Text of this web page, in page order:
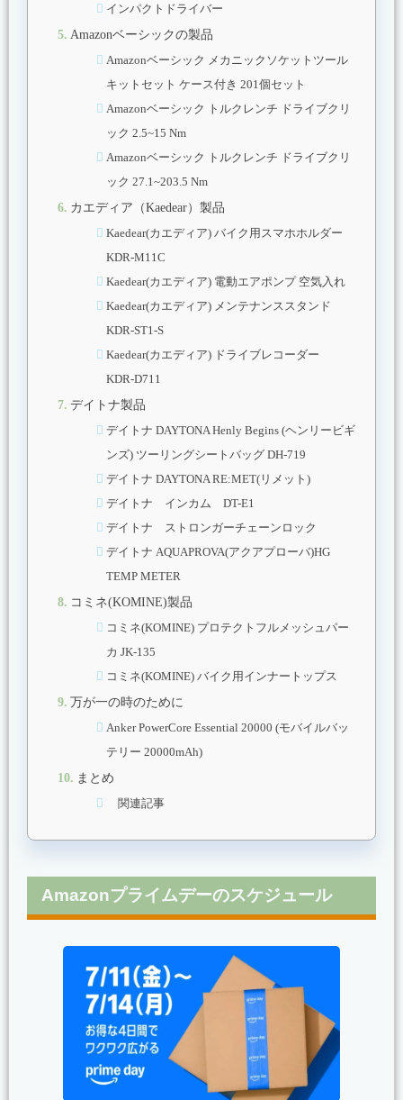
インパクトドライバー
Amazonベーシックの製品
Amazonベーシック メカニックソケットツール
キットセット ケース付き 201個セット
Amazonベーシック トルクレンチ ドライブクリ
ック 2.5~15 Nm
Amazonベーシック トルクレンチ ドライブクリ
ック 27.1~203.5 Nm
カエディア（Kaedear）製品
Kaedear(カエディア) バイク用スマホホルダー
KDR-M11C
Kaedear(カエディア) 電動エアポンプ 空気入れ
Kaedear(カエディア) メンテナンススタンド
KDR-ST1-S
Kaedear(カエディア) ドライブレコーダー
KDR-D711
デイトナ製品
デイトナ DAYTONA Henly Begins (ヘンリービギ
ンズ) ツーリングシートバッグ DH-719
デイトナ DAYTONA RE:MET(リメット)
デイトナ インカム DT-E1
デイトナ ストロンガーチェーンロック
デイトナ AQUAPROVA(アクアプローバ)HG
TEMP METER
コミネ(KOMINE)製品
コミネ(KOMINE) プロテクトフルメッシュパー
カ JK-135
コミネ(KOMINE) バイク用インナートップス
万が一の時のために
Anker PowerCore Essential 20000 (モバイルバッ
テリー 20000mAh)
まとめ
関連記事
Amazonプライムデーのスケジュール